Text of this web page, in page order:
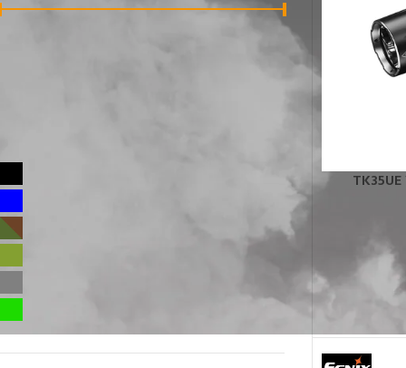
Arneses para
Arneses de
Silletas y
1